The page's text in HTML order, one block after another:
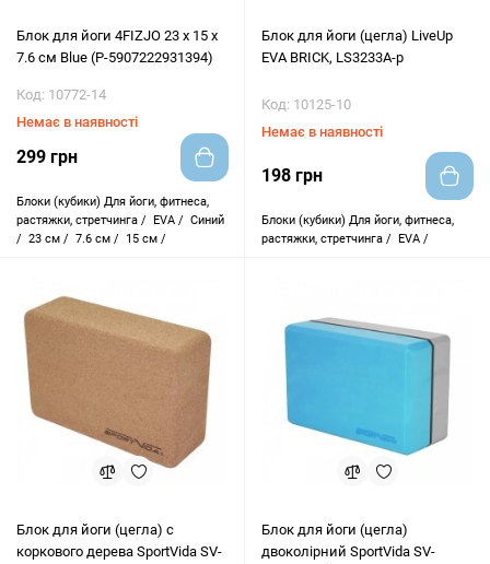
Блок для йоги 4FIZJO 23 x 15 x
7.6 см Blue (P-5907222931394)
Код: 10772-14
Немає в наявності
299 грн
Блоки (кубики) Для йоги, фитнеса,
растяжки, стретчинга / EVA / Синий
/ 23 см / 7.6 см / 15 см /
Блок для йоги (цегла) LiveUp
EVA BRICK, LS3233A-p
Код: 10125-10
Немає в наявності
198 грн
Блоки (кубики) Для йоги, фитнеса,
растяжки, стретчинга / EVA /
Блок для йоги (цегла) c
коркового дерева SportVida SV-
Блок для йоги (цегла)
двоколірний SportVida SV-